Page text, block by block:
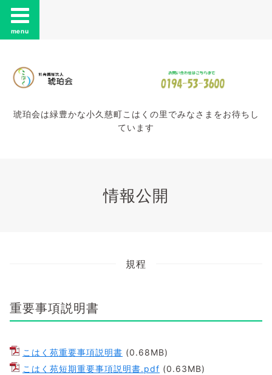
menu
琥珀会は緑豊かな小久慈町こはくの里でみなさまをお待ちし
ています
情報公開
規程
重要事項説明書
こはく苑重要事項説明書 (0.68MB)
こはく苑短期重要事項説明書.pdf (0.63MB)